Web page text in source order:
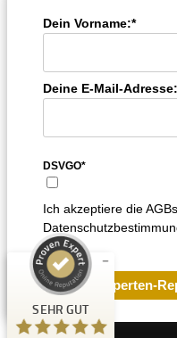
Dein Vorname:*
Deine E-Mail-
DSVGO*
Ich akzeptiere die
Jetzt Experten-
SEHR GUT
Kundenbewertungen und
%
SEHR GUT
5,00
/
5,00
3
Bewertungen auf